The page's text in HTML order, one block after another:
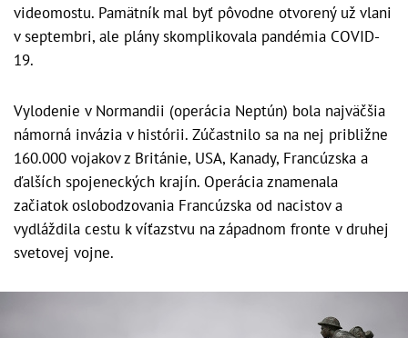
videomostu. Pamätník mal byť pôvodne otvorený už vlani
v septembri, ale plány skomplikovala pandémia COVID-
19.
Vylodenie v Normandii (operácia Neptún) bola najväčšia
námorná invázia v histórii. Zúčastnilo sa na nej približne
160.000 vojakov z Británie, USA, Kanady, Francúzska a
ďalších spojeneckých krajín. Operácia znamenala
začiatok oslobodzovania Francúzska od nacistov a
vydláždila cestu k víťazstvu na západnom fronte v druhej
svetovej vojne.